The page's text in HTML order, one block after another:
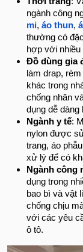
ngành công
mi, áo thun,
thường có
hợp với
Đồ dùng gia
làm drap,
khác trong
chống nhăn
dụng dễ dàng
Ngành y tế:
nylon được
trang, áo
xử lý để có
Ngành công
dụng trong
bao bì và vật
chống chịu
với các yêu
ô tô.